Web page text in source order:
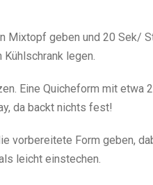
Mixtopf geben und 20 Sek/
legen.
Eine Quicheform mit etwa
da backt nichts fest!
vorbereitete Form geben,
leicht einstechen.